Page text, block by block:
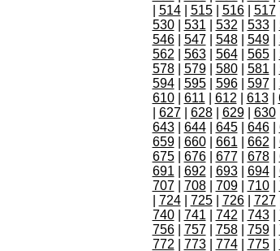
514| 515| 516| 517|
530| 531 532 533|
546| 547| 548| 549|
562
563| 564| 565|
578| 579| 580| 581
594| 595| 596| 597|
610| 611 612 613|
627| 628| 629| 630|
643| 644| 645| 646|
659| 660| 661 662
675| 676| 677| 678|
691
692 693| 694|
707| 708| 709| 710|
724| 725| 726| 727|
740| 741 742 743|
756| 757| 758| 759|
772
773| 774| 775|